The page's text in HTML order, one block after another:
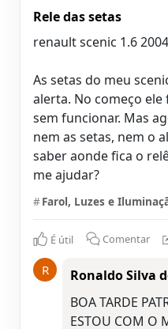
Rele das setas
renault scenic 1.6 2004
As setas do meu
alerta. No começo ele
sem funcionar. Mas
nem as setas, nem o
saber aonde fica o
me ajudar?
#Farol, Luzes e
É útil Comentar
R
Ronaldo Silva
BOA TARDE
ESTOU COM O